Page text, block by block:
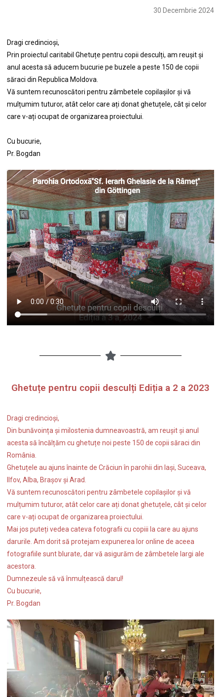
30 Decembrie 2024
Dragi credincioși,
Prin proiectul caritabil Ghetuțe pentru copii desculți, am reușit și
anul acesta să aducem bucurie pe buzele a peste 150 de copii
săraci din Republica Moldova.
Vă suntem recunoscători pentru zâmbetele copilașilor și vă
mulțumim tuturor, atât celor care ați donat ghetuțele, cât și celor
care v-ați ocupat de organizarea proiectului.
Cu bucurie,
Pr. Bogdan
Ghetuțe pentru copii desculți Ediția a 2 a 2023
Dragi credincioși,
Din bunăvoința și milostenia dumneavoastră, am reușit și anul
acesta să încălțăm cu ghetuțe noi peste 150 de copii săraci din
România.
Ghetuțele au ajuns înainte de Crăciun în parohii din Iași, Suceava,
Ilfov, Alba, Brașov și Arad.
Vă suntem recunoscători pentru zâmbetele copilașilor și vă
mulțumim tuturor, atât celor care ați donat ghetuțele, cât și celor
care v-ați ocupat de organizarea proiectului.
Mai jos puteți vedea cateva fotografii cu copiii la care au ajuns
darurile. Am dorit să protejam expunerea lor online de aceea
fotografiile sunt blurate, dar vă asigurăm de zâmbetele largi ale
acestora.
Dumnezeule să vă înmulțească darul!
Cu bucurie,
Pr. Bogdan